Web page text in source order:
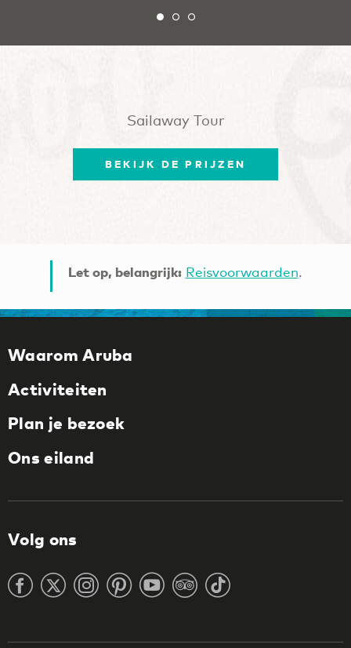
Sailaway Tour
BEKIJK DE PRIJZEN
Let op, belangrijk: Reisvoorwaarden.
Waarom Aruba
Activiteiten
Plan je bezoek
Ons eiland
Volg ons